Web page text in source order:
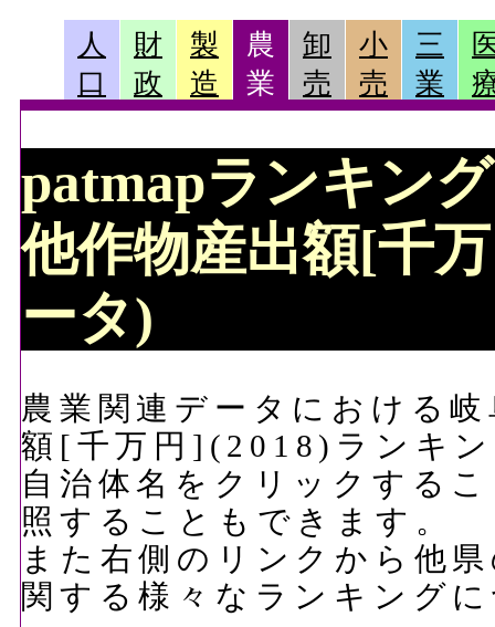
人
口
財
政
製
造
農
業
卸
売
小
売
三
業
patmapランキン
他作物産出額[千
ータ)
農業関連データにおける
額[千万円](2018)ランキ
自治体名をクリックする
照することもできます。
また右側のリンクから他
関する様々なランキング